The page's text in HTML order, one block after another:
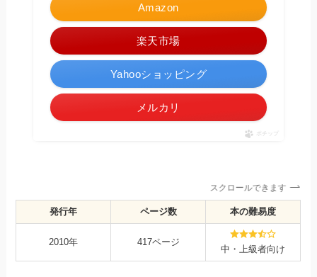
Amazon
楽天市場
Yahooショッピング
メルカリ
ポチップ
スクロールできます
発行年 ページ数 本の難易度
2010年 417ページ
中・上級者向け